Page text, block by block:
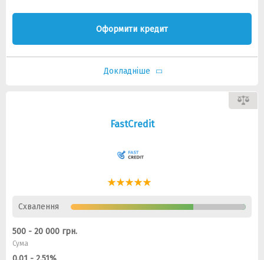
Оформити кредит
Докладніше
FastCredit
Схвалення
500 - 20 000 грн.
Сума